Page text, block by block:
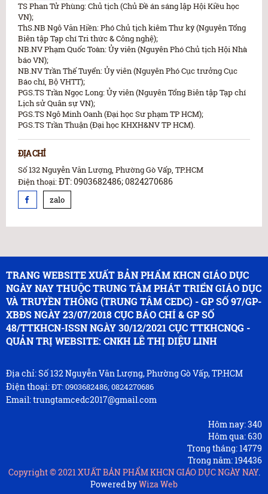
TS Phan Tử Phùng: Chủ tịch (Chủ Đề án sáng lập Hội Kiều học
VN);
ThS.NB Ngô Văn Hiền: Phó Chủ tịch kiêm Thư ký (Nguyên Tổng
Biên tập Tạp chí Tri thức & Công nghệ);
NB.NV Phạm Quốc Toàn: Ủy viên (Nguyên Phó Chủ tịch Hội Nhà
báo VN);
NB.NV Trần Thế Tuyển: Ủy viên (Nguyên Phó Cục trưởng Cục
Báo chí, Bộ VHTT);
PGS.TS Trần Ngọc Long: Ủy viên (Nguyên Tổng Biên tập Tạp chí
Lịch sử Quân sự VN);
PGS.TS Ngô Minh Oanh (Đại học Sư phạm TP HCM);
PGS.TS Trần Thuận (Đại học KHXH&NV TP HCM).
ĐỊA CHỈ
Số 132 Nguyễn Văn Lượng, Phường Gò Vấp, TP.HCM
Điện thoại:ĐT: 0903682486; 0824270686
zalo
TRANG WEBSITE XUẤT BẢN PHẨM KHCN GIÁO DỤC
NGÀY NAY THUỘC TRUNG TÂM PHÁT TRIỂN GIÁO DỤC
VÀ TRUYỀN THÔNG (TRUNG TÂM CEDC) - GP SỐ 97/GP-
XBĐS NGÀY 23/07/2018 CỤC BÁO CHÍ & GP SỐ
48/TTKHCN-ISSN NGÀY 30/12/2021 CỤC TTKHCNQG -
QUẢN TRỊ WEBSITE: CNKH LÊ THỊ DIỆU LINH
Địa chỉ: Số 132 Nguyễn Văn Lượng, Phường Gò Vấp, TP.HCM
Điện thoại:ĐT: 0903682486; 0824270686
Email: trungtamcedc2017@gmail.com
Hôm nay:340
Hôm qua:630
Trong tháng:14779
Trong năm:194436
Copyright © 2021XUẤT BẢN PHẨM KHCN GIÁO DỤC NGÀY NAY.
Powered byWiza Web